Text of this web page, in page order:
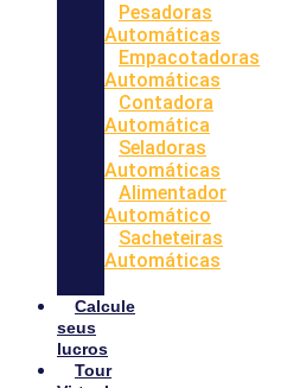
Pesadoras
Automáticas
Empacotadoras
Automáticas
Contadora
Automática
Seladoras
Automáticas
Alimentador
Automático
Sacheteiras
Automáticas
Calcule
seus
lucros
Tour